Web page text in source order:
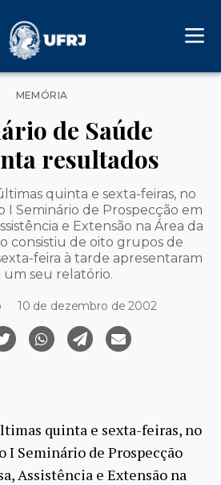
Categorias
MEMÓRIA
de Saúde
resultados
quinta e sexta-feiras, no
I Seminário de Prospecção em
e Extensão na Área da
consistiu de oito grupos de
feira à tarde apresentaram
um seu relatório.
10 de dezembro de 2002
quinta e sexta-feiras, no
I Seminário de Prospecção
Assistência e Extensão na